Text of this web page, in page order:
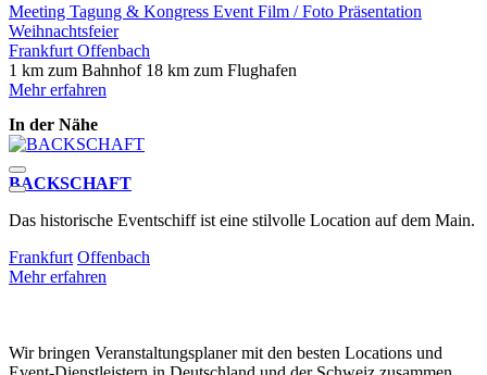
Meeting Tagung & Kongress Event Film / Foto Präsentation
Weihnachtsfeier
Frankfurt Offenbach
1 km zum Bahnhof 18 km zum Flughafen
Mehr erfahren
In der Nähe
BACKSCHAFT
Das historische Eventschiff ist eine stilvolle Location auf dem Main.
Frankfurt Offenbach
Mehr erfahren
Wir bringen Veranstaltungsplaner mit den besten Locations und